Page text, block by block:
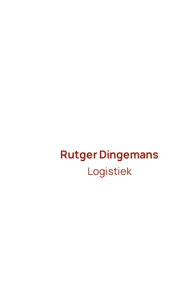
Rutger Dingemans
Logistiek